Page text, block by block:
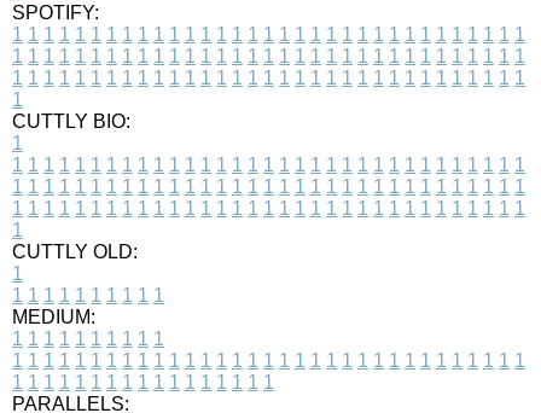
SPOTIFY:
1 1 1 1 1 1 1 1 1 1 1 1 1 1 1 1 1 1 1 1 1 1 1 1 1 1 1 1 1 1 1 1 1
1 1 1 1 1 1 1 1 1 1 1 1 1 1 1 1 1 1 1 1 1 1 1 1 1 1 1 1 1 1 1 1 1
1 1 1 1 1 1 1 1 1 1 1 1 1 1 1 1 1 1 1 1 1 1 1 1 1 1 1 1 1 1 1 1 1
1
CUTTLY BIO:
1
1 1 1 1 1 1 1 1 1 1 1 1 1 1 1 1 1 1 1 1 1 1 1 1 1 1 1 1 1 1 1 1 1
1 1 1 1 1 1 1 1 1 1 1 1 1 1 1 1 1 1 1 1 1 1 1 1 1 1 1 1 1 1 1 1 1
1 1 1 1 1 1 1 1 1 1 1 1 1 1 1 1 1 1 1 1 1 1 1 1 1 1 1 1 1 1 1 1 1
1
CUTTLY OLD:
1
1 1 1 1 1 1 1 1 1 1
MEDIUM:
1 1 1 1 1 1 1 1 1 1
1 1 1 1 1 1 1 1 1 1 1 1 1 1 1 1 1 1 1 1 1 1 1 1 1 1 1 1 1 1 1 1 1
1 1 1 1 1 1 1 1 1 1 1 1 1 1 1 1 1
PARALLELS: